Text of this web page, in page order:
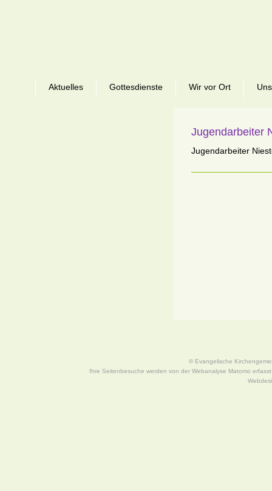
Aktuelles Gottesdienste Wir vor Ort
Jugendarbeiter
Jugendarbeiter
© Evangelische
Ihre Seitenbesuche werden von der Webanalyse Matomo